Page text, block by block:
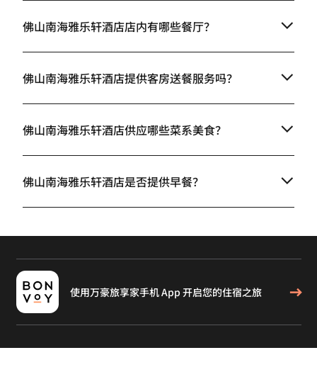
佛山南海雅乐轩酒店店内有哪些餐厅？
佛山南海雅乐轩酒店提供客房送餐服务吗？
佛山南海雅乐轩酒店供应哪些菜系美食？
佛山南海雅乐轩酒店是否提供早餐？
使用万豪旅享家手机 App 开启您的住宿之旅